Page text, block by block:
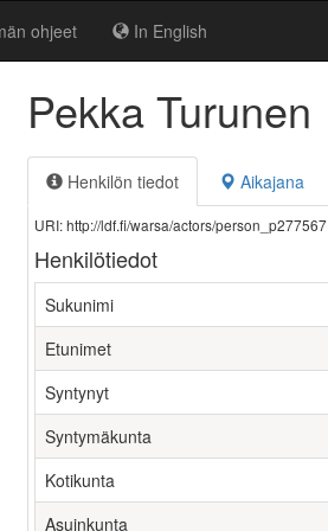
ohjeet In English
Pekka Turunen
Henkilön tiedot Aikajana
URI: http://ldf.fi/warsa/actors/person_p277567
Henkilötiedot
Sukunimi
Etunimet
Syntynyt
Syntymäkunta
Kotikunta
Asuinkunta